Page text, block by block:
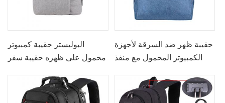
البوليستر حقيبة كمبيوتر
محمول على ظهره حقيبة سفر
حقيبة ظهر ضد السرقة لأجهزة
الكمبيوتر المحمول مع منفذ